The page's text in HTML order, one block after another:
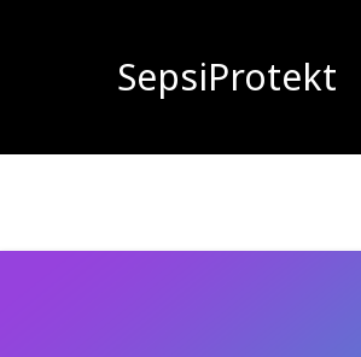
SepsiProtekt